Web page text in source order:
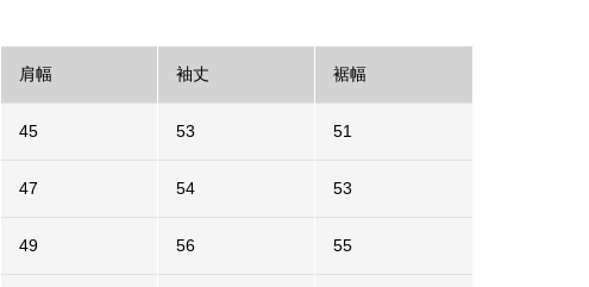
肩幅 袖丈 裾幅
45 53 51
47 54 53
49 56 55